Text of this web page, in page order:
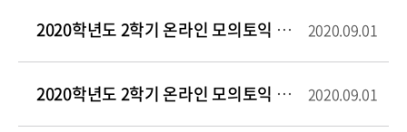
2020학년도 2학기 온라인 모의토익 응시 및 성적조회 방법 2020.09.01
2020학년도 2학기 온라인 모의토익 시험 일정 안내 2020.09.01